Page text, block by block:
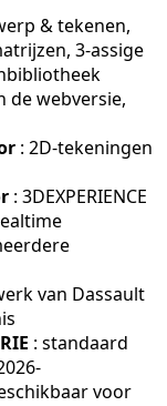
& tekenen,
3-assige
de webversie,
: 2D-tekeningen
: 3DEXPERIENCE
van Dassault
: standaard
voor